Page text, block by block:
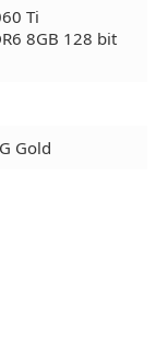
Ti
8GB 128 bit
Gold